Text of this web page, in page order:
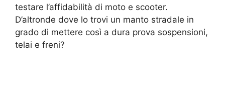
testare l’affidabilità di moto e scooter.
D’altronde dove lo trovi un manto stradale in
grado di mettere così a dura prova sospensioni,
telai e freni?